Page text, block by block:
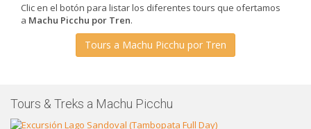
Clic en el botón para listar los diferentes tours que ofertamos
a Machu Picchu por Tren.
Tours a Machu Picchu por Tren
Tours & Treks a Machu Picchu